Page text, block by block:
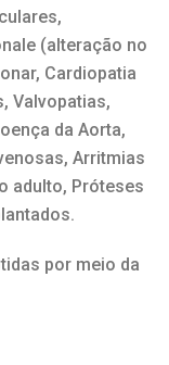
(alteração no
Cardiopatia
Valvopatias,
da Aorta,
Arritmias
adulto, Próteses
por meio da